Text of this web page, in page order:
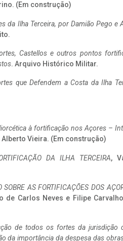
(Em construção)
da Ilha Terceira, por Damião Pego e
Castellos e outros pontos
. Arquivo Histórico Militar.
que Defendem a Costa da Ilha
à fortificação nos Açores –
Alberto Vieira. (Em construção)
DA ILHA TERCEIRA,
SOBRE AS FORTIFICAÇÕES DOS
de Carlos Neves e Filipe
de todos os fortes da jurisdição
da importância da despesa das